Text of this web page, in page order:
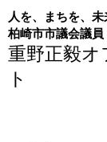
重野正毅オ
ト
人を、まちを、
​柏崎市市議会議員